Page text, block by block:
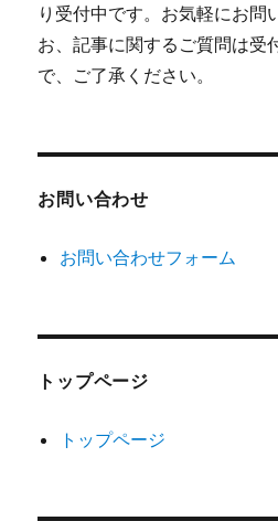
り受付中です。お気軽にお問
お、記事に関するご質問は受
で、ご了承ください。
お問い合わせ
お問い合わせフォーム
トップページ
トップページ